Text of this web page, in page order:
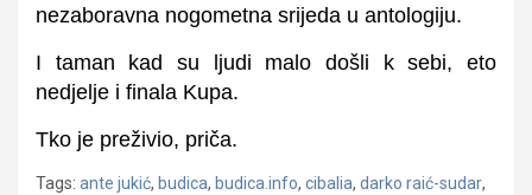
nezaboravna nogometna srijeda u antologiju.
I taman kad su ljudi malo došli k sebi, eto
nedjelje i finala Kupa.
Tko je preživio, priča.
Tags: ante jukić, budica, budica.info, cibalia, darko raić-sudar,